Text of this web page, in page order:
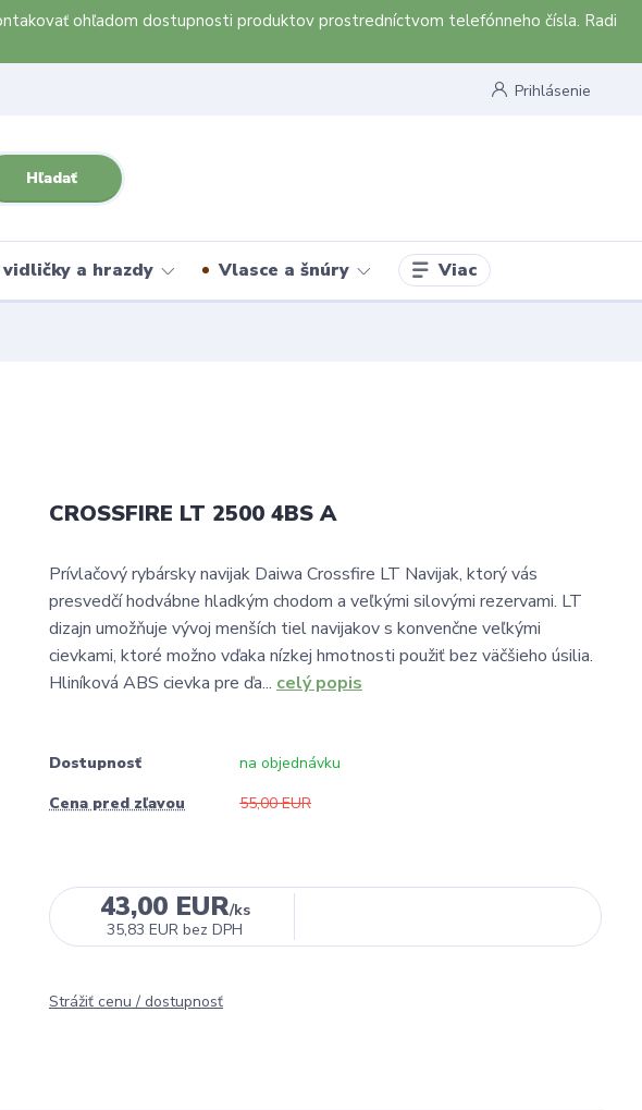
ohľadom dostupnosti produktov prostredníctvom telefónneho čísla. Radi
Prihlásenie
Hľadať
a hrazdy Vlasce a šnúry Viac
CROSSFIRE LT 2500 4BS A
Prívlačový rybársky navijak Daiwa Crossfire LT Navijak, ktorý vás
presvedčí hodvábne hladkým chodom a veľkými silovými rezervami. LT
dizajn umožňuje vývoj menších tiel navijakov s konvenčne veľkými
cievkami, ktoré možno vďaka nízkej hmotnosti použiť bez väčšieho úsilia.
Hliníková ABS cievka pre ďa... celý popis
Dostupnosť
na objednávku
Cena pred zľavou
55,00 EUR
43,00 EUR/ks
35,83 EUR bez DPH
Strážiť cenu / dostupnosť